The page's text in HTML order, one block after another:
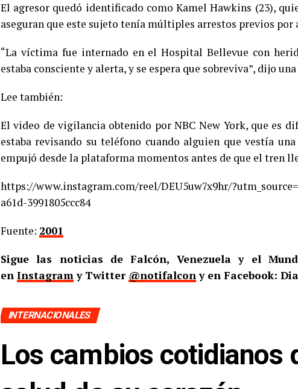
El agresor quedó identificado como Kamel Hawkins (23),
aseguran que este sujeto tenía múltiples arrestos previos por
“La víctima fue internado en el Hospital Bellevue con
estaba consciente y alerta, y se espera que sobreviva”, dijo
Lee también:
El video de vigilancia obtenido por NBC New York, que es
estaba revisando su teléfono cuando alguien que vestía
empujó desde la plataforma momentos antes de que el tren
https://www.instagram.com/reel/DEU5uw7x9hr/
a61d-3991805ccc84
Fuente: 2001
Sigue las noticias de Falcón, Venezuela y el
en Instagramy Twitter @notifalcony en Facebook:
INTERNACIONALES
Los cambios cotidianos